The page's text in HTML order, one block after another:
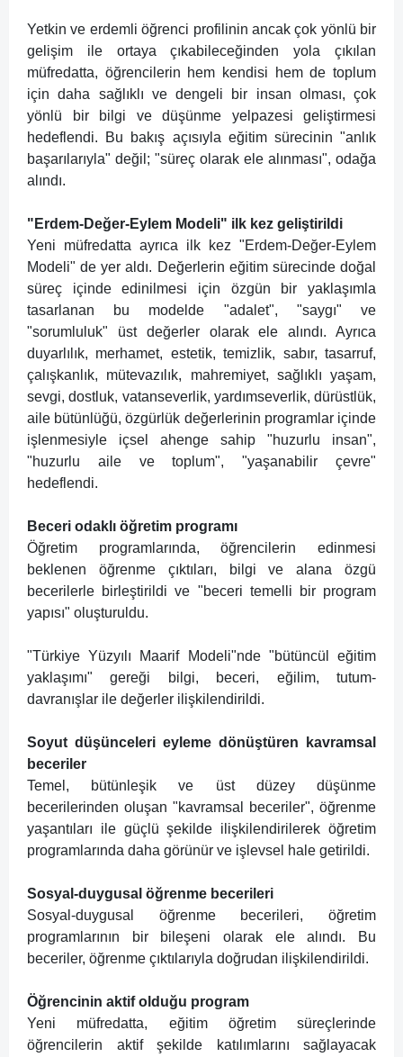
Yetkin ve erdemli öğrenci profilinin ancak çok yönlü bir
gelişim ile ortaya çıkabileceğinden yola çıkılan
müfredatta, öğrencilerin hem kendisi hem de toplum
için daha sağlıklı ve dengeli bir insan olması, çok
yönlü bir bilgi ve düşünme yelpazesi geliştirmesi
hedeflendi. Bu bakış açısıyla eğitim sürecinin "anlık
başarılarıyla" değil; "süreç olarak ele alınması", odağa
alındı.
"Erdem-Değer-Eylem Modeli" ilk kez geliştirildi
Yeni müfredatta ayrıca ilk kez "Erdem-Değer-Eylem
Modeli" de yer aldı. Değerlerin eğitim sürecinde doğal
süreç içinde edinilmesi için özgün bir yaklaşımla
tasarlanan bu modelde "adalet", "saygı" ve
"sorumluluk" üst değerler olarak ele alındı. Ayrıca
duyarlılık, merhamet, estetik, temizlik, sabır, tasarruf,
çalışkanlık, mütevazılık, mahremiyet, sağlıklı yaşam,
sevgi, dostluk, vatanseverlik, yardımseverlik, dürüstlük,
aile bütünlüğü, özgürlük değerlerinin programlar içinde
işlenmesiyle içsel ahenge sahip "huzurlu insan",
"huzurlu aile ve toplum", "yaşanabilir çevre"
hedeflendi.
Beceri odaklı öğretim programı
Öğretim programlarında, öğrencilerin edinmesi
beklenen öğrenme çıktıları, bilgi ve alana özgü
becerilerle birleştirildi ve "beceri temelli bir program
yapısı" oluşturuldu.
"Türkiye Yüzyılı Maarif Modeli"nde "bütüncül eğitim
yaklaşımı" gereği bilgi, beceri, eğilim, tutum-
davranışlar ile değerler ilişkilendirildi.
Soyut düşünceleri eyleme dönüştüren kavramsal
beceriler
Temel, bütünleşik ve üst düzey düşünme
becerilerinden oluşan "kavramsal beceriler", öğrenme
yaşantıları ile güçlü şekilde ilişkilendirilerek öğretim
programlarında daha görünür ve işlevsel hale getirildi.
Sosyal-duygusal öğrenme becerileri
Sosyal-duygusal öğrenme becerileri, öğretim
programlarının bir bileşeni olarak ele alındı. Bu
beceriler, öğrenme çıktılarıyla doğrudan ilişkilendirildi.
Öğrencinin aktif olduğu program
Yeni müfredatta, eğitim öğretim süreçlerinde
öğrencilerin aktif şekilde katılımlarını sağlayacak